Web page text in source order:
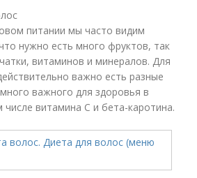
питании мы часто видим
нужно есть много фруктов, так
витаминов и минералов. Для
важно есть разные
важного для здоровья в
витамина С и бета-каротина.